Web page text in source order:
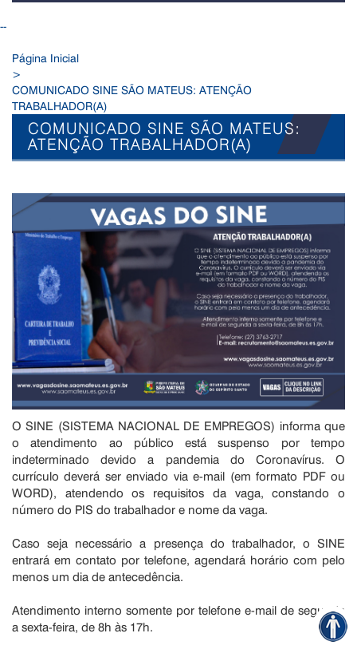
--
Página Inicial
>
COMUNICADO SINE SÃO MATEUS: ATENÇÃO
TRABALHADOR(A)
COMUNICADO SINE SÃO MATEUS:
ATENÇÃO TRABALHADOR(A)
O SINE (SISTEMA NACIONAL DE EMPREGOS) informa que
o atendimento ao público está suspenso por tempo
indeterminado devido a pandemia do Coronavírus. O
currículo deverá ser enviado via e-mail (em formato PDF ou
WORD), atendendo os requisitos da vaga, constando o
número do PIS do trabalhador e nome da vaga.
Caso seja necessário a presença do trabalhador, o SINE
entrará em contato por telefone, agendará horário com pelo
menos um dia de antecedência.
Atendimento interno somente por telefone e-mail de segunda
a sexta-feira, de 8h às 17h.